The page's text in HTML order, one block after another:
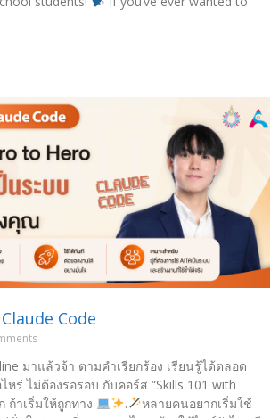
Code
มาแล้วจ้า ตามคำเรียกร้อง เรียนรู้ได้ตลอด
หร่ ไม่ต้องรอรอบ กับคอร์ส “Skills 101 with
ถ้าเริ่มให้ถูกทาง
.
หลายคนอยากเริ่มใช้